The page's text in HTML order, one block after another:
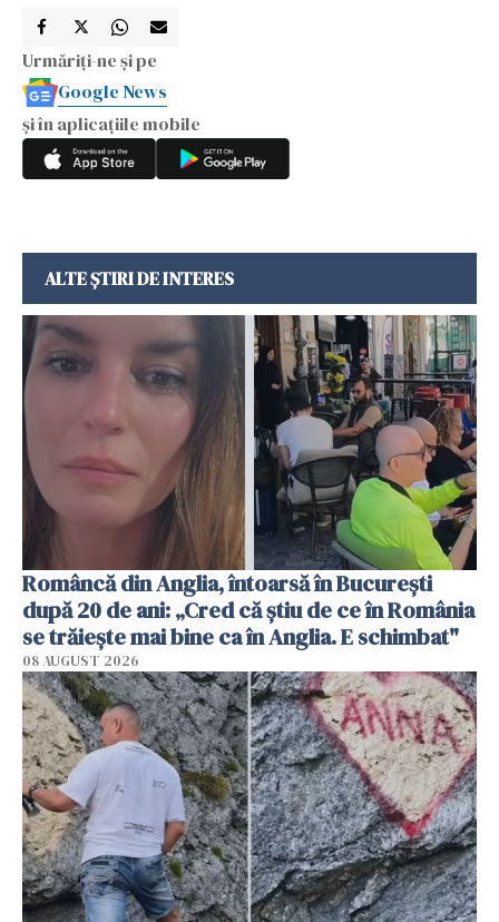
Urmăriți-ne și pe
Google News
și în aplicațiile mobile
ALTE ȘTIRI DE INTERES
Româncă din Anglia, întoarsă în București
după 20 de ani: „Cred că știu de ce în România
se trăiește mai bine ca în Anglia. E schimbat"
08 AUGUST 2026